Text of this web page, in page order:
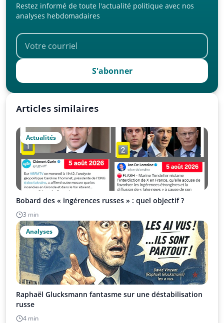
Restez informé de toute l'actualité politique avec nos
analyses hebdomadaires
S'abonner
Articles similaires
Actualités
Bobard des « ingérences russes » : quel objectif ?
3 min
Analyses
Raphaël Glucksmann fantasme sur une déstabilisation
russe
4 min